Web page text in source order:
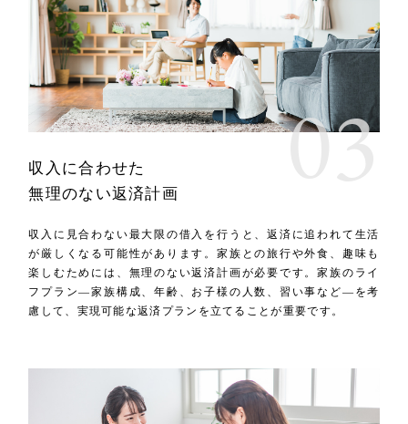
収入に合わせた
無理のない返済計画
収入に見合わない最大限の借入を行うと、返済に追われて生活
が厳しくなる可能性があります。家族との旅行や外食、趣味も
楽しむためには、無理のない返済計画が必要です。家族のライ
フプラン—家族構成、年齢、お子様の人数、習い事など—を考
慮して、実現可能な返済プランを立てることが重要です。